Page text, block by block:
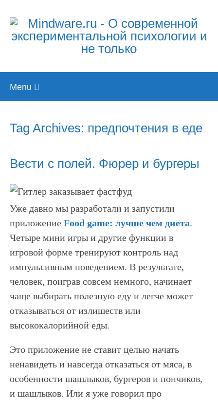
Menu
Tag Archives: предпочтения в еде
Вести с полей. Фюрер и бургеры
Уже давно мы разработали и запустили
приложение Food game: лучше чем диета.
Четыре мини игры и другие функции в
игровой форме тренируют контроль над
импульсивным поведением. В результате,
человек, поиграв совсем немного, начинает
чаще выбирать полезную еду и легче может
отказываться от излишеств или
высококалорийной еды.
Это приложение не ставит целью начать
ненавидеть и навсегда отказаться от мяса, в
особенности шашлыков, бургеров и пончиков,
и шашлыков. Или я уже говорил про